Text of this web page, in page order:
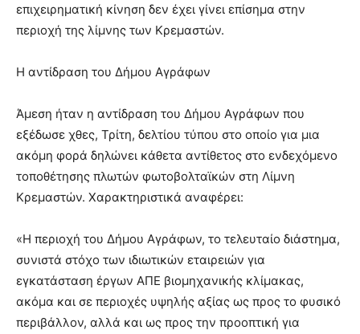
επιχειρηματική κίνηση δεν έχει γίνει επίσημα στην
περιοχή της λίμνης των Κρεμαστών.
Η αντίδραση του Δήμου Αγράφων
Άμεση ήταν η αντίδραση του Δήμου Αγράφων που
εξέδωσε χθες, Τρίτη, δελτίου τύπου στο οποίο για μια
ακόμη φορά δηλώνει κάθετα αντίθετος στο ενδεχόμενο
τοποθέτησης πλωτών φωτοβολταϊκών στη Λίμνη
Κρεμαστών. Χαρακτηριστικά αναφέρει:
«Η περιοχή του Δήμου Αγράφων, το τελευταίο διάστημα,
συνιστά στόχο των ιδιωτικών εταιρειών για
εγκατάσταση έργων ΑΠΕ βιομηχανικής κλίμακας,
ακόμα και σε περιοχές υψηλής αξίας ως προς το φυσικό
περιβάλλον, αλλά και ως προς την προοπτική για